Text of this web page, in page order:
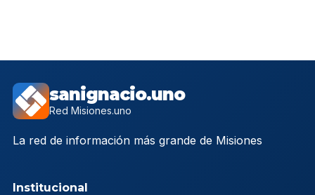
sanignacio.uno
Red Misiones.uno
La red de información más grande de Misiones
Institucional